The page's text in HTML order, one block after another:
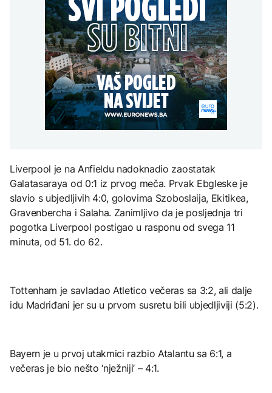
aktivan, gust dim
otežava gašenje iz zraka
AKTUELNO
Požar kod Konjica i dalje
aktivan, gust dim
otežava gašenje iz zraka
POLITIKA
Macut najavio dodatne
mjere za ublažavanje
posljedica toplotnog
talasa
Poremećaji u Hormuzu:
Promet prepolovljen
uprkos smirivanju
sukoba SAD-a i Irana
EVROPA
Kallas: EU uvela nove
sankcije za pet osoba
povezanih s ruskim
vojno-industrijskim
djece moraju platiti 942
miliona dolara
KULTURA
Rat i pijesak prijete
drevnim piramidama
Meroe u Sudanu
Rihanna radi na novom
albumu
Liverpool je na Anfieldu nadoknadio zaostatak
Galatasaraya od 0:1 iz prvog meča. Prvak Ebgleske je
slavio s ubjedljivih 4:0, golovima Szoboslaija, Ekitikea,
Gravenbercha i Salaha. Zanimljivo da je posljednja tri
pogotka Liverpool postigao u rasponu od svega 11
minuta, od 51. do 62.
Tottenham je savladao Atletico večeras sa 3:2, ali dalje
idu Madriđani jer su u prvom susretu bili ubjedljiviji (5:2).
Bayern je u prvoj utakmici razbio Atalantu sa 6:1, a
večeras je bio nešto ‘nježniji’ – 4:1.